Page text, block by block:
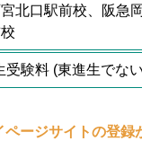
北口駅前校、阪急
受験料 (東進生でな
ージサイトの登録